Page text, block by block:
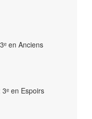
en Anciens
en Espoirs